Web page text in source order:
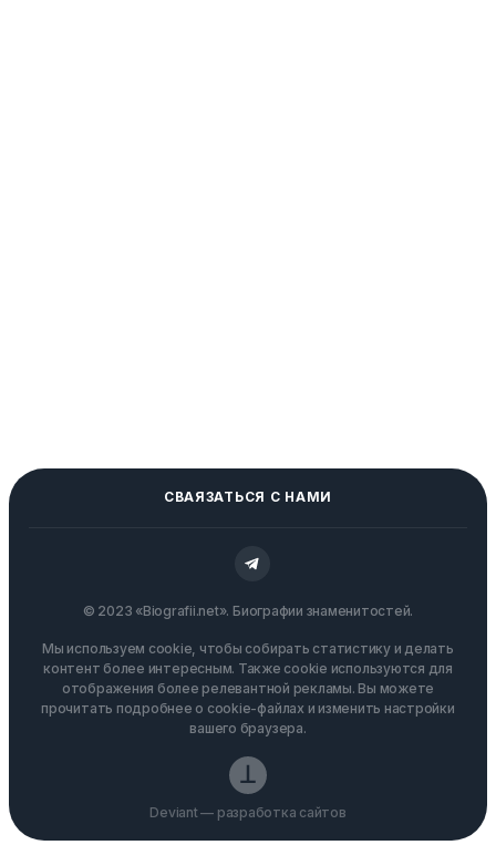
СВАЯЗАТЬСЯ С НАМИ
© 2023 «Biografii.net». Биографии знаменитостей.
Мы используем cookie, чтобы собирать статистику и делать
контент более интересным. Также cookie используются для
отображения более релевантной рекламы. Вы можете
прочитать подробнее о cookie-файлах и изменить настройки
вашего браузера.
Deviant — разработка сайтов